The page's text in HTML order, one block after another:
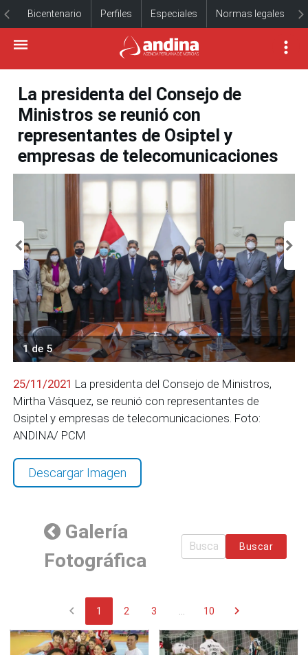
Bicentenario Perfiles Especiales Normas legales
La presidenta del Consejo de
Ministros se reunió con
representantes de Osiptel y
empresas de telecomunicaciones
1 de 5
25/11/2021 La presidenta del Consejo de Ministros,
Mirtha Vásquez, se reunió con representantes de
Osiptel y empresas de telecomunicaciones. Foto:
ANDINA/ PCM
Descargar Imagen
Galería
Fotográfica
Buscar
chevron_left 1 2 3 10 chevron_right